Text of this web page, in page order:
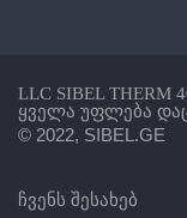
LLC SIBEL THERM
ყველა უფლება
© 2022, SIBEL.GE
ჩვენს შესახებ